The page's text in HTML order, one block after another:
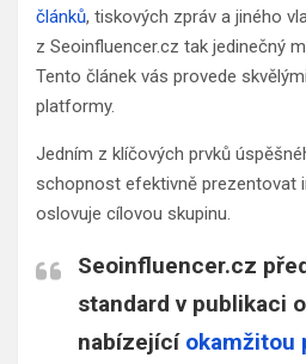
článků, tiskových zpráv a jiného
z Seoinfluencer.cz tak jedinečný
Tento článek vás provede
platformy.
Jedním z klíčových prvků
schopnost efektivně prezentovat
oslovuje cílovou skupinu.
Seoinfluencer.cz
standard v publikaci
nabízející okamžitou